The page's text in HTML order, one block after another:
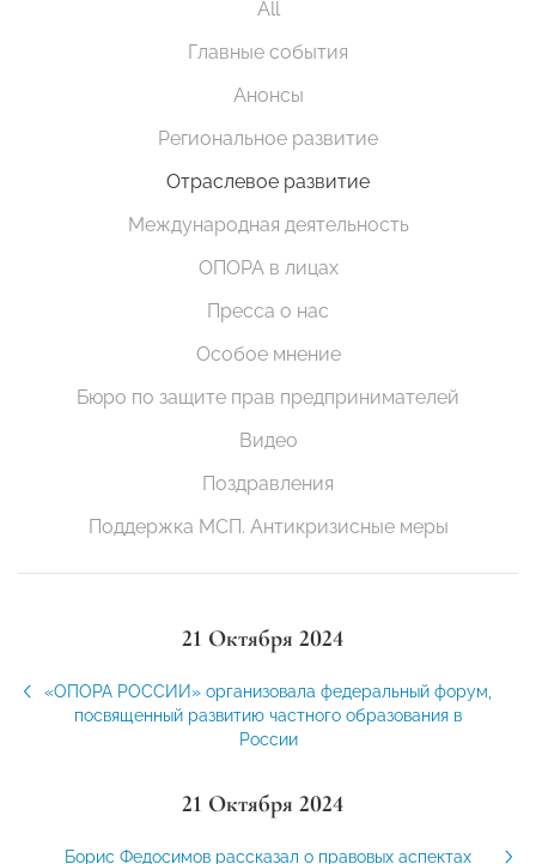
All
Главные события
Анонсы
Региональное развитие
Отраслевое развитие
Международная деятельность
ОПОРА в лицах
Пресса о нас
Особое мнение
Бюро по защите прав предпринимателей
Видео
Поздравления
Поддержка МСП. Антикризисные меры
21 Октября 2024
«ОПОРА РОССИИ» организовала федеральный форум,
посвященный развитию частного образования в
России
21 Октября 2024
Борис Федосимов рассказал о правовых аспектах